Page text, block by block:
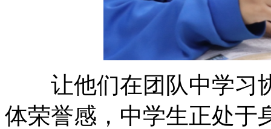
让他们在团队中学习
体荣誉感，中学生正处于